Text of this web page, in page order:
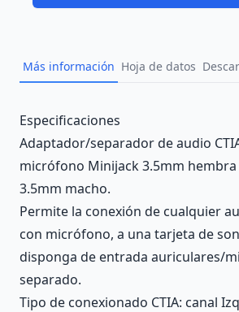
Más información Hoja de datos
Description
Especificaciones
Adaptador/separador de audio
micrófono Minijack 3.5mm hembra
3.5mm macho.
Permite la conexión de cualquier
con micrófono, a una tarjeta de
disponga de entrada auriculares/
separado.
Tipo de conexionado CTIA: canal